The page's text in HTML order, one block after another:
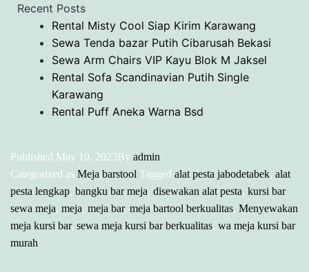
Recent Posts
Rental Misty Cool Siap Kirim Karawang
Sewa Tenda bazar Putih Cibarusah Bekasi
Sewa Arm Chairs VIP Kayu Blok M Jaksel
Rental Sofa Scandinavian Putih Single
Karawang
Rental Puff Aneka Warna Bsd
Published May 10, 2023By admin
Categorized as Meja barstool Tagged alat pesta jabodetabek, alat
pesta lengkap, bangku bar meja, disewakan alat pesta, kursi bar
sewa meja, meja, meja bar, meja bartool berkualitas, Menyewakan
meja kursi bar, sewa meja kursi bar berkualitas, wa meja kursi bar
murah